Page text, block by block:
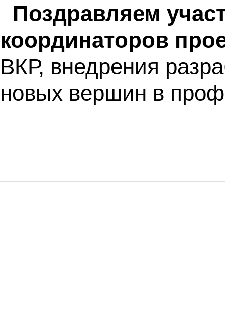
Поздравляем
координаторов
ВКР, внедрения
новых вершин в